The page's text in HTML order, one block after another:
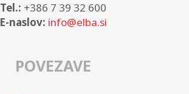
Tel.: +386 7 39 32 600
E-naslov: info@elba.si
POVEZAVE